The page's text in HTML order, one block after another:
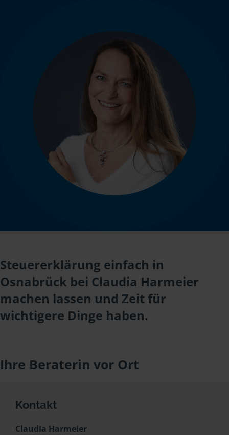
Steuererklärung einfach in
Osnabrück bei Claudia Harmeier
machen lassen und Zeit für
wichtigere Dinge haben.
Ihre Beraterin vor Ort
Kontakt
Claudia Harmeier